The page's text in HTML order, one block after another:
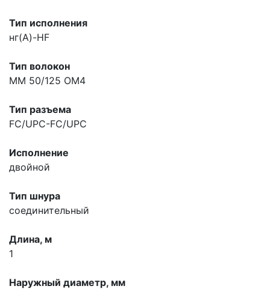
Тип исполнения
нг(A)-HF
Тип волокон
MM 50/125 OM4
Тип разъема
FC/UPC-FC/UPC
Исполнение
двойной
Тип шнура
соединительный
Длина, м
1
Наружный диаметр, мм